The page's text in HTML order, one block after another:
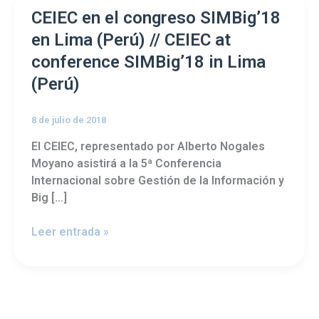
CEIEC en el congreso SIMBig’18
en Lima (Perú) // CEIEC at
conference SIMBig’18 in Lima
(Perú)
8 de julio de 2018
El CEIEC, representado por Alberto Nogales
Moyano asistirá a la 5ª Conferencia
Internacional sobre Gestión de la Información y
Big […]
CEIEC
el
congreso
SIMBig’18
Lima
//
CEIEC
at
conference
in
Leer entrada »